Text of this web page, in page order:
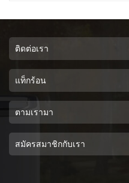
ติดต่อเรา
แท็กร้อน
ตามเรามา
สมัครสมาชิกกับเรา